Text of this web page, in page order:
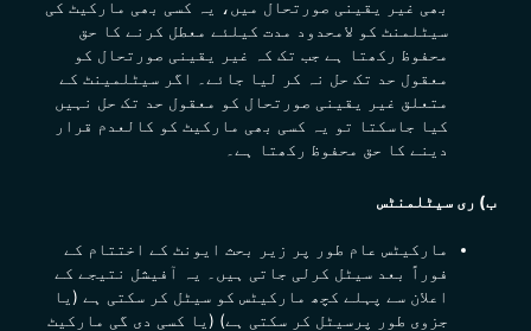
بھی غیر یقینی صورتحال میں، یہ کسی بھی مارکیٹ کی
سیٹلمنٹ کو لامحدود مدت کیلئے معطل کرنے کا حق
محفوظ رکھتا ہے جب تک کہ غیر یقینی صورتحال کو
معقول حد تک حل نہ کر لیا جائے۔ اگر سیٹلمینٹ کے
متعلق غیر یقینی صورتحال کو معقول حد تک حل نہیں
کیا جاسکتا تو یہ کسی بھی مارکیٹ کو کالعدم قرار
دینے کا حق محفوظ رکھتا ہے۔
ب) ری سیٹلمنٹس
مارکیٹس عام طور پر زیر بحث ایونٹ کے اختتام کے
فوراً بعد سیٹل کرلی جاتی ہیں۔ یہ آفیشل نتیجے کے
اعلان سے پہلے کچھ مارکیٹس کو سیٹل کر سکتی ہے (یا
جزوی طور پرسیٹل کر سکتی ہے) (یا کسی دی گی مارکیٹ